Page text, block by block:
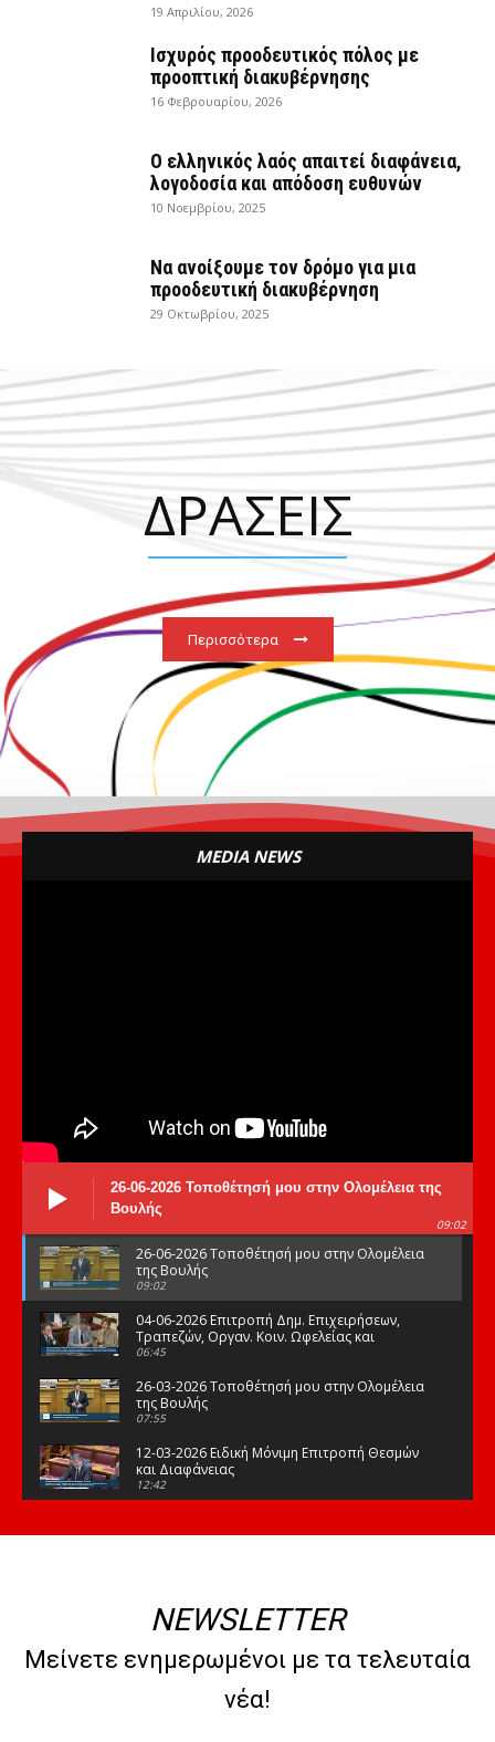
19 Απριλίου, 2026
Ισχυρός προοδευτικός πόλος με
προοπτική διακυβέρνησης
16 Φεβρουαρίου, 2026
Ο ελληνικός λαός απαιτεί διαφάνεια,
λογοδοσία και απόδοση ευθυνών
10 Νοεμβρίου, 2025
Να ανοίξουμε τον δρόμο για μια
προοδευτική διακυβέρνηση
29 Οκτωβρίου, 2025
ΔΡΑΣΕΙΣ
Περισσότερα
MEDIA NEWS
26-06-2026 Τοποθέτησή μου στην Ολομέλεια της
Βουλής
09:02
26-06-2026 Τοποθέτησή μου στην Ολομέλεια
της Βουλής
09:02
04-06-2026 Επιτροπή Δημ. Επιχειρήσεων,
Τραπεζών, Οργαν. Κοιν. Ωφελείας και
Φορέων Κοινων. Ασφάλισης
06:45
26-03-2026 Τοποθέτησή μου στην Ολομέλεια
της Βουλής
07:55
12-03-2026 Ειδική Μόνιμη Επιτροπή Θεσμών
και Διαφάνειας
12:42
της Βουλής
08:47
10-02-2026 Διαρκής Επιτροπή Μορφωτικών
Υποθέσεων
NEWSLETTER
Μείνετε ενημερωμένοι με τα τελευταία
νέα!